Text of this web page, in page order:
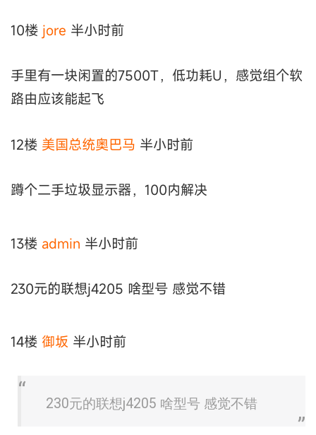
10楼 jore 半小时前
手里有一块闲置的7500T，低功耗U，感觉组个软
路由应该能起飞
12楼 美国总统奥巴马 半小时前
蹲个二手垃圾显示器，100内解决
13楼 аdmin 半小时前
230元的联想j4205 啥型号 感觉不错
14楼 御坂 半小时前
230元的联想j4205 啥型号 感觉不错